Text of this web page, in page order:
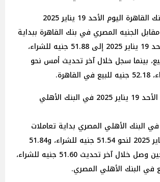
اليوم الأحد 19 يناير 2025
الجنيه المصري في بنك القاهرة ببداية
تعاملات اليوم الأحد 19 يناير 2025 إلى 51.88 جنيه للشراء،
للبيع، بينما سجل خلال آخر تحديث أمس نحو
سعر اليورو اليوم الأحد 19 يناير 2025 في البنك الأهلي
البنك الأهلي المصري بداية تعاملات
اليوم الأحد 19 يناير 2025 لنحو 51.54 جنيه للشراء، و51.84
جنيه للبيع، في حين وصل خلال آخر تحديث 51.60 جنيه للشراء،